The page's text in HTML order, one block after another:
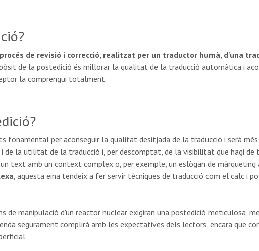
procés de revisió i correcció, realitzat per un traductor humà, d'una
de la postedició és millorar la qualitat de la traducció automàtica i
la comprengui totalment.
fonamental per aconseguir la qualitat desitjada de la traducció i serà
la utilitat de la traducció i, per descomptat, de la visibilitat que hagi de
text amb un context complex o, per exemple, un eslògan de
, aquesta eina tendeix a fer servir tècniques de traducció com el calc i
de manipulació d'un reactor nuclear exigiran una postedició meticulosa,
segurament complirà amb les expectatives dels lectors, encara que